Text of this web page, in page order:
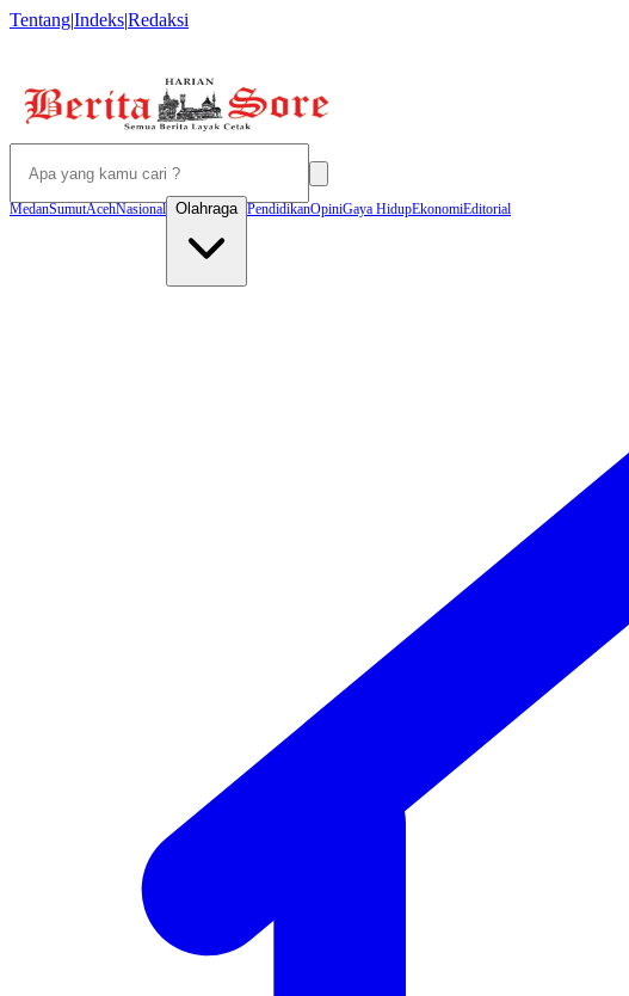
Tentang|Indeks|Redaksi
MedanSumutAcehNasional Olahraga PendidikanOpiniGaya HidupEkonomiEditorial